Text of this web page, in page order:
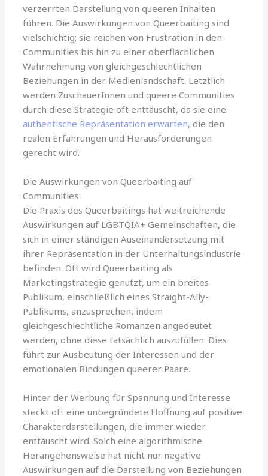
verzerrten Darstellung von queeren Inhalten
führen. Die Auswirkungen von Queerbaiting sind
vielschichtig; sie reichen von Frustration in den
Communities bis hin zu einer oberflächlichen
Wahrnehmung von gleichgeschlechtlichen
Beziehungen in der Medienlandschaft. Letztlich
werden ZuschauerInnen und queere Communities
durch diese Strategie oft enttäuscht, da sie eine
authentische Repräsentation erwarten, die den
realen Erfahrungen und Herausforderungen
gerecht wird.
Die Auswirkungen von Queerbaiting auf
Communities
Die Praxis des Queerbaitings hat weitreichende
Auswirkungen auf LGBTQIA+ Gemeinschaften, die
sich in einer ständigen Auseinandersetzung mit
ihrer Repräsentation in der Unterhaltungsindustrie
befinden. Oft wird Queerbaiting als
Marketingstrategie genutzt, um ein breites
Publikum, einschließlich eines Straight-Ally-
Publikums, anzusprechen, indem
gleichgeschlechtliche Romanzen angedeutet
werden, ohne diese tatsächlich auszufüllen. Dies
führt zur Ausbeutung der Interessen und der
emotionalen Bindungen queerer Paare.
Hinter der Werbung für Spannung und Interesse
steckt oft eine unbegründete Hoffnung auf positive
Charakterdarstellungen, die immer wieder
enttäuscht wird. Solch eine algorithmische
Herangehensweise hat nicht nur negative
Auswirkungen auf die Darstellung von Beziehungen